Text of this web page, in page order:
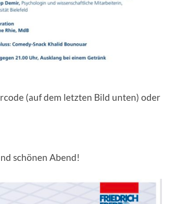
(auf dem letzten Bild unten) oder
schönen Abend!